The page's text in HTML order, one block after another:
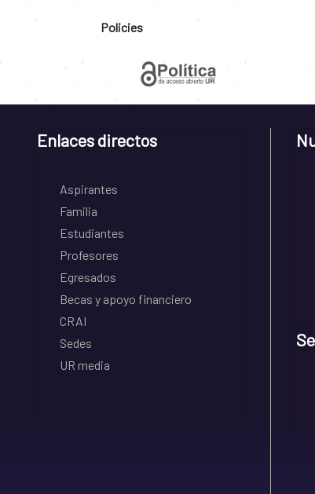
Policies
Enlaces directos
Aspirantes
Familia
Estudiantes
Profesores
Egresados
Becas y apoyo financiero
CRAI
Sedes
UR media